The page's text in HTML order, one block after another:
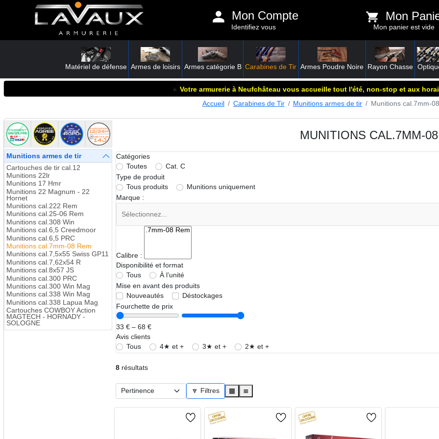
Mon Compte
Identifiez vous
Mon
Mon panier est vide
Matériel de défense Armes de loisirs Armes catégorie B Carabines de Tir Armes Poudre Noire Rayon Chasse
☀️ Votre armurerie à Neufchâteau vous accueille tout l'été, non-stop et aux
Accueil
Carabines de Tir Munitions armes de tir Munitions cal.7mm-
Munitions armes de tir
Cartouches de tir cal.12
Munitions 22lr
Munitions 17 Hmr
Munitions 22 Magnum - 22
Hornet
Munitions cal.222 Rem
Munitions cal.25-06 Rem
Munitions cal.308 Win
Munitions cal.6,5 Creedmoor
Munitions cal.6,5 PRC
Munitions cal.7mm-08 Rem
Munitions cal.7,5x55 Swiss GP11
Munitions cal.7,62x54 R
Munitions cal.8x57 JS
Munitions cal.300 PRC
Munitions cal.300 Win Mag
Munitions cal.338 Win Mag
Munitions cal.338 Lapua Mag
Cartouches COWBOY Action
MAGTECH - HORNADY -
SOLOGNE
MUNITIONS CAL.7MM-
Catégories
Toutes
Cat. C
Type de produit
Tous produits
Munitions uniquement
Marque :
Calibre :
Disponibilité et format
Tous
À l’unité
Mise en avant des produits
Nouveautés
Déstockages
Fourchette de prix
33 € – 68 €
Avis clients
Tous
4★ et + 3★ et + 2★ et +
8 résultats
🔽 Filtres ▦ ≣